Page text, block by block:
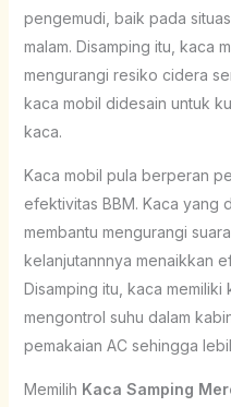
pengemudi, baik pada
malam. Disamping itu, kaca
mengurangi resiko cidera
kaca mobil didesain untuk
kaca.
Kaca mobil pula berperan
efektivitas BBM. Kaca yang
membantu mengurangi
kelanjutannnya menaikkan
Disamping itu, kaca memiliki
mengontrol suhu dalam
pemakaian AC sehingga
Memilih Kaca Samping